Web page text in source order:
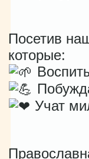
Посетив
которые:
Учат